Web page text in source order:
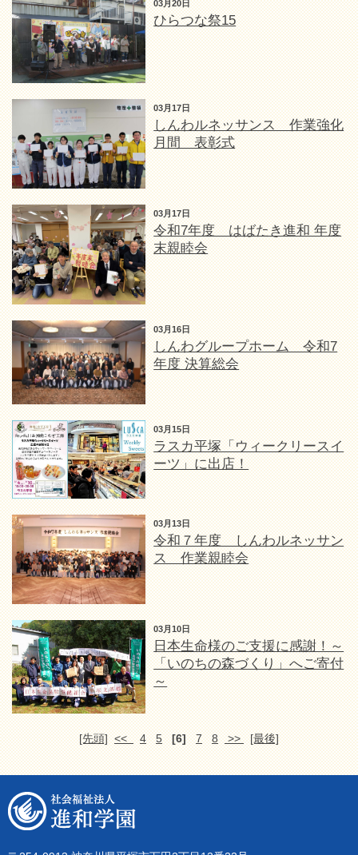
03月20日
ひらつな祭15
03月17日
しんわルネッサンス 作業強化
月間 表彰式
03月17日
令和7年度 はばたき進和 年度
末親睦会
03月16日
しんわグループホーム 令和7
年度 決算総会
03月15日
ラスカ平塚「ウィークリースイ
ーツ」に出店！
03月13日
令和７年度 しんわルネッサン
ス 作業親睦会
03月10日
日本生命様のご支援に感謝！～
「いのちの森づくり」へご寄付
～
[先頭] << 4 5 [6] 7 8 >> [最後]